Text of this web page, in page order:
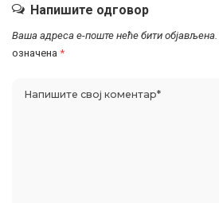
Напишите одговор
Ваша адреса е-поште неће бити објављена.
означена *